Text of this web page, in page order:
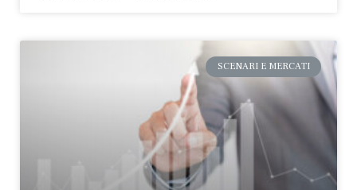
SCENARI E MERCATI